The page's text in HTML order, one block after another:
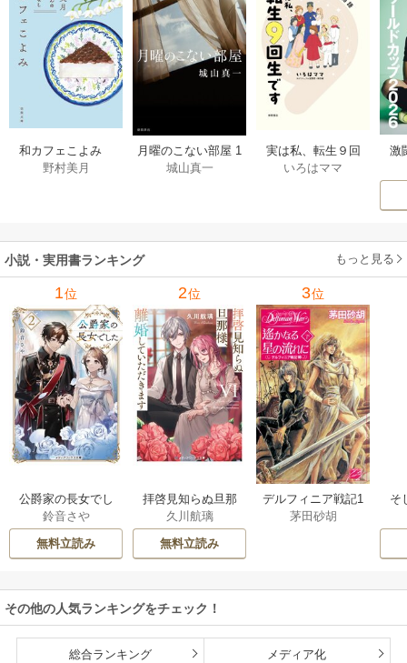
和カフェこよみ
五月くんの夏のお
野村美月
月曜のこない部屋 1
巻
城山真一
実は私、転生９回
生です マンガ
いろはママ
激
小説・実用書ランキング もっと見る
1位
公爵家の長女でし
た
鈴音さや
無料立読み
2位
拝啓見知らぬ旦那
様、離婚していた
だきます
久川航璃
無料立読み
3位
デルフィニア戦記1
茅田砂胡
そ
その他の人気ランキングをチェック！
総合ランキング メディア化